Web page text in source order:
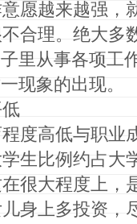
愿越来越强，
合理。绝大多
里从事各项工
现象的出现。
度高低与职业
生比例约占大
很大程度上，
身上多投资，